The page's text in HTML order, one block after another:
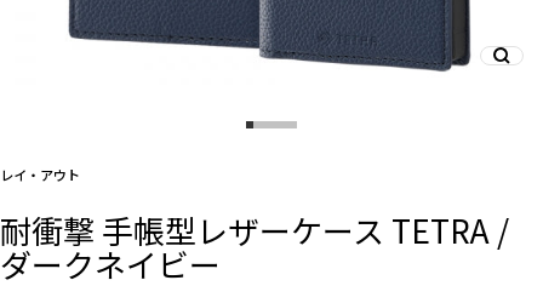
And More
デザインから探す
事業内容
レイ・アウト
耐衝撃 手帳型レザーケース TETRA /
ダークネイビー